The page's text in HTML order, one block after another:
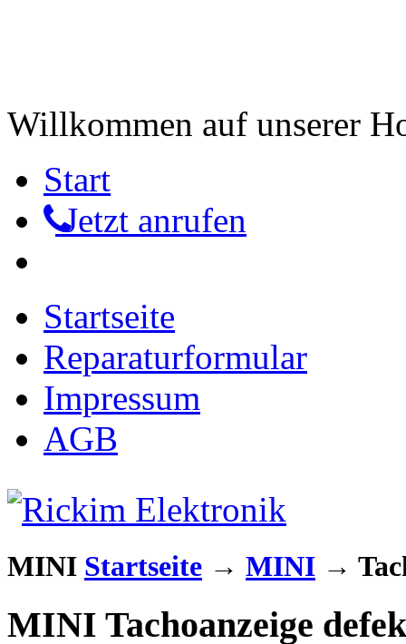
Willkommen auf unserer
Start
Jetzt anrufen
Startseite
Reparaturformular
Impressum
AGB
MINI Startseite → MINI →
MINI Tachoanzeige